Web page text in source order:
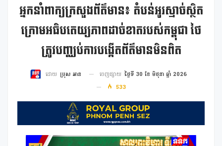
អ្នកនាំពាក្យក្រសួងព័ត៌មាន៖ តំបន់អូរស្មាច់ស្ថិត
ក្រោមអធិបតេយ្យភាពដាច់ខាតរបស់កម្ពុជា ថៃ
ត្រូវបញ្ឈប់ការបង្កើតព័ត៌មានមិនពិត
ដោយ ប្រុស អាន ចេញផ្សាយ ថ្ងៃទី 30 ខែ មិថុនា ឆ្នាំ 2026
533